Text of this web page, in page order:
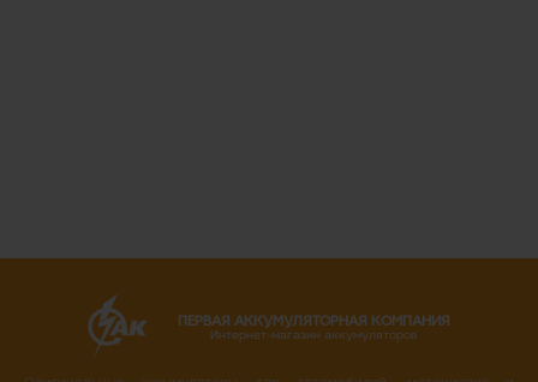
ПЕРВАЯ АККУМУЛЯТОРНАЯ КОМПАНИЯ
Интернет-магазин аккумуляторов